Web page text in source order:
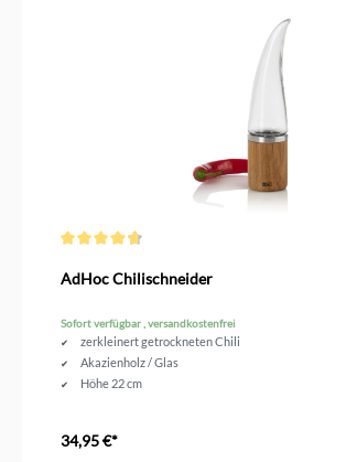
AdHoc Chilischneider
Sofort verfügbar , versandkostenfrei
zerkleinert getrockneten Chili
Akazienholz / Glas
Höhe 22 cm
34,95 €*